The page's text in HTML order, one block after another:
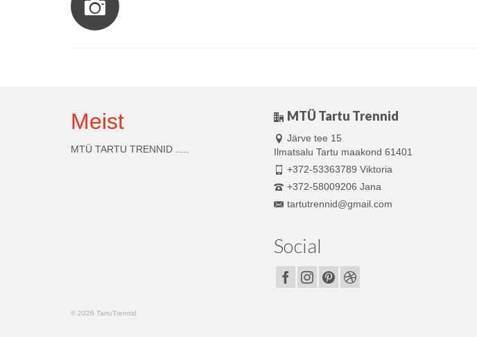
Meist
MTÜ TARTU TRENNID .....
MTÜ Tartu Trennid
Järve tee 15
Ilmatsalu Tartu maakond 61401
+372-53363789 Viktoria
+372-58009206 Jana
tartutrennid@gmail.com
Social
© 2026 TartuTrennid